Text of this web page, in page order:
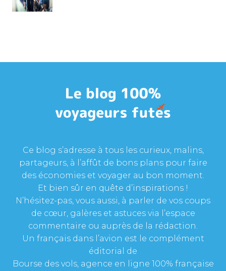
Ce blog s’adresse à tous les curieux, malins,
partageurs, à l’affût de bons plans pour faire
des économies et voyager au bon moment.
Et bien sûr en quête d’inspirations !
N’hésitez-pas, vous aussi, à parler de vos coups
de cœur, galères et astuces via l’espace
commentaire ou auprès de la rédaction.
Un français dans l’avion est le complément
éditorial de
Bourse des vols, agence en ligne 100% française